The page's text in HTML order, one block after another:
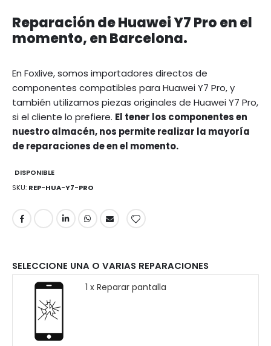
Reparación de Huawei Y7 Pro en el
momento, en Barcelona.
En Foxlive, somos importadores directos de
componentes compatibles para Huawei Y7 Pro, y
también utilizamos piezas originales de Huawei Y7 Pro,
si el cliente lo prefiere. El tener los componentes en
nuestro almacén, nos permite realizar la mayoría
de reparaciones de en el momento.
DISPONIBLE
SKU REP-HUA-Y7-PRO
SELECCIONE UNA O VARIAS REPARACIONES
1 x Reparar pantalla